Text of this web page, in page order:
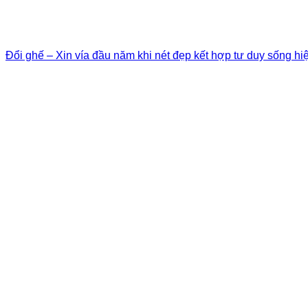
Đổi ghế – Xin vía đầu năm khi nét đẹp kết hợp tư duy sống